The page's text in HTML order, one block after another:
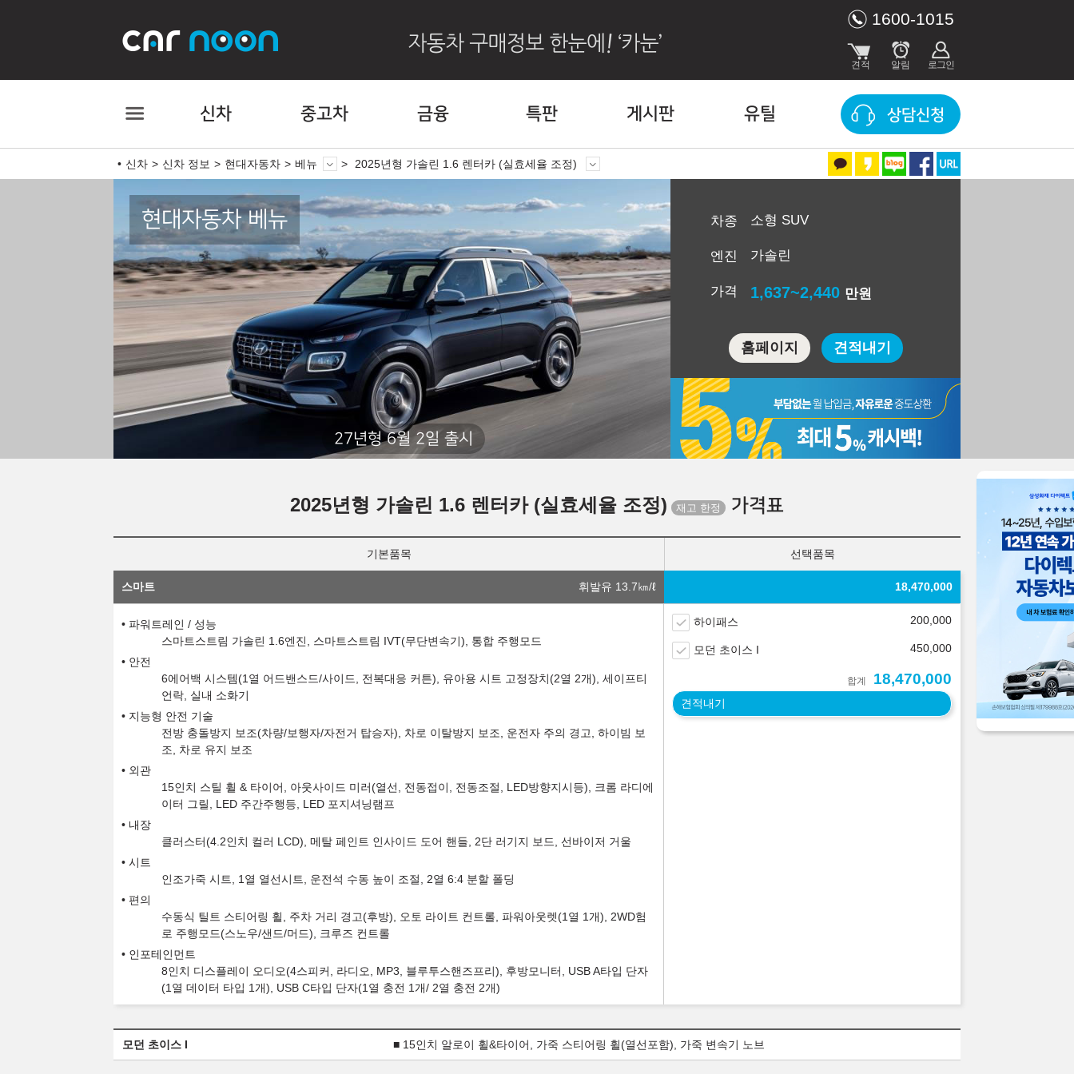
1600-1015
신차 중고차 금융 특판 게시판 유틸 상담신청
신차 신차 정보 현대자동차 베뉴 2025년형 가솔린 1.6 렌터카 (실효세율 조정)
현대자동차 베뉴
27년형 6월 2일 출시
차종 소형 SUV
엔진 가솔린
가격 1,637~2,440 만원
홈페이지 견적내기
2025년형 가솔린 1.6 렌터카 (실효세율 조정) 가격표
기본품목 선택품목
스마트 휘발유 13.7㎞/ℓ 18,470,000
파워트레인 / 성능
스마트스트림 가솔린 1.6엔진, 스마트스트림 IVT(무단변속기), 통합 주행모드
안전
6에어백 시스템(1열 어드밴스드/사이드, 전복대응 커튼), 유아용 시트 고정장치(2열 2개), 세이프티
언락, 실내 소화기
지능형 안전 기술
전방 충돌방지 보조(차량/보행자/자전거 탑승자), 차로 이탈방지 보조, 운전자 주의 경고, 하이빔 보
조, 차로 유지 보조
외관
15인치 스틸 휠 & 타이어, 아웃사이드 미러(열선, 전동접이, 전동조절, LED방향지시등), 크롬 라디에
이터 그릴, LED 주간주행등, LED 포지셔닝램프
내장
클러스터(4.2인치 컬러 LCD), 메탈 페인트 인사이드 도어 핸들, 2단 러기지 보드, 선바이저 거울
시트
인조가죽 시트, 1열 열선시트, 운전석 수동 높이 조절, 2열 6:4 분할 폴딩
편의
수동식 틸트 스티어링 휠, 주차 거리 경고(후방), 오토 라이트 컨트롤, 파워아웃렛(1열 1개), 2WD험
로 주행모드(스노우/샌드/머드), 크루즈 컨트롤
인포테인먼트
8인치 디스플레이 오디오(4스피커, 라디오, MP3, 블루투스핸즈프리), 후방모니터, USB A타입 단자
(1열 데이터 타입 1개), USB C타입 단자(1열 충전 1개/ 2열 충전 2개)
하이패스 200,000
모던 초이스 I 450,000
합계 18,470,000
견적내기
모던 초이스 I ■ 15인치 알로이 휠&타이어, 가죽 스티어링 휠(열선포함), 가죽 변속기 노브